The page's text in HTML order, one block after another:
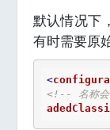
默认情况下
有时需要原
<
<!-- 名称会